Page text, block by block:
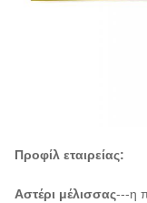
Προφίλ εταιρείας:
Αστέρι μέλισσας---η